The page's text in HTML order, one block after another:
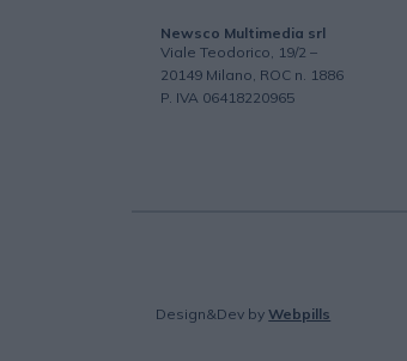
Newsco Multimedia srl
Viale Teodorico, 19/2 –
20149 Milano, ROC n. 1886
P. IVA 06418220965
Design&Dev byWebpills